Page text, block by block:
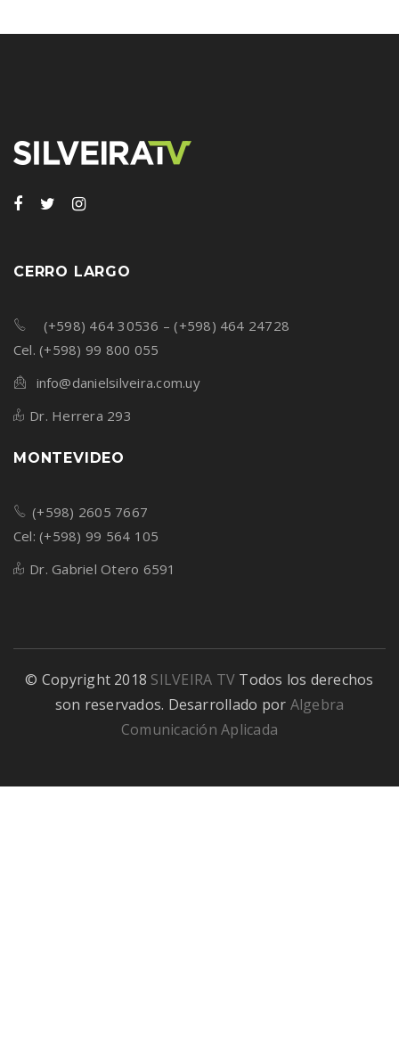
CERRO LARGO
(+598) 464 30536 – (+598) 464 24728
Cel. (+598) 99 800 055
info@danielsilveira.com.uy
Dr. Herrera 293
MONTEVIDEO
(+598) 2605 7667
Cel: (+598) 99 564 105
Dr. Gabriel Otero 6591
© Copyright 2018 SILVEIRA TV Todos los derechos
son reservados. Desarrollado por Algebra
Comunicación Aplicada